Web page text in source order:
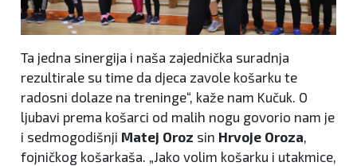
Ta jedna sinergija i naša zajednička suradnja
rezultirale su time da djeca zavole košarku te
radosni dolaze na treninge“, kaže nam Kučuk. O
ljubavi prema košarci od malih nogu govorio nam je
i sedmogodišnji Matej Oroz sin Hrvoje Oroza,
fojničkog košarkaša. „Jako volim košarku i utakmice,